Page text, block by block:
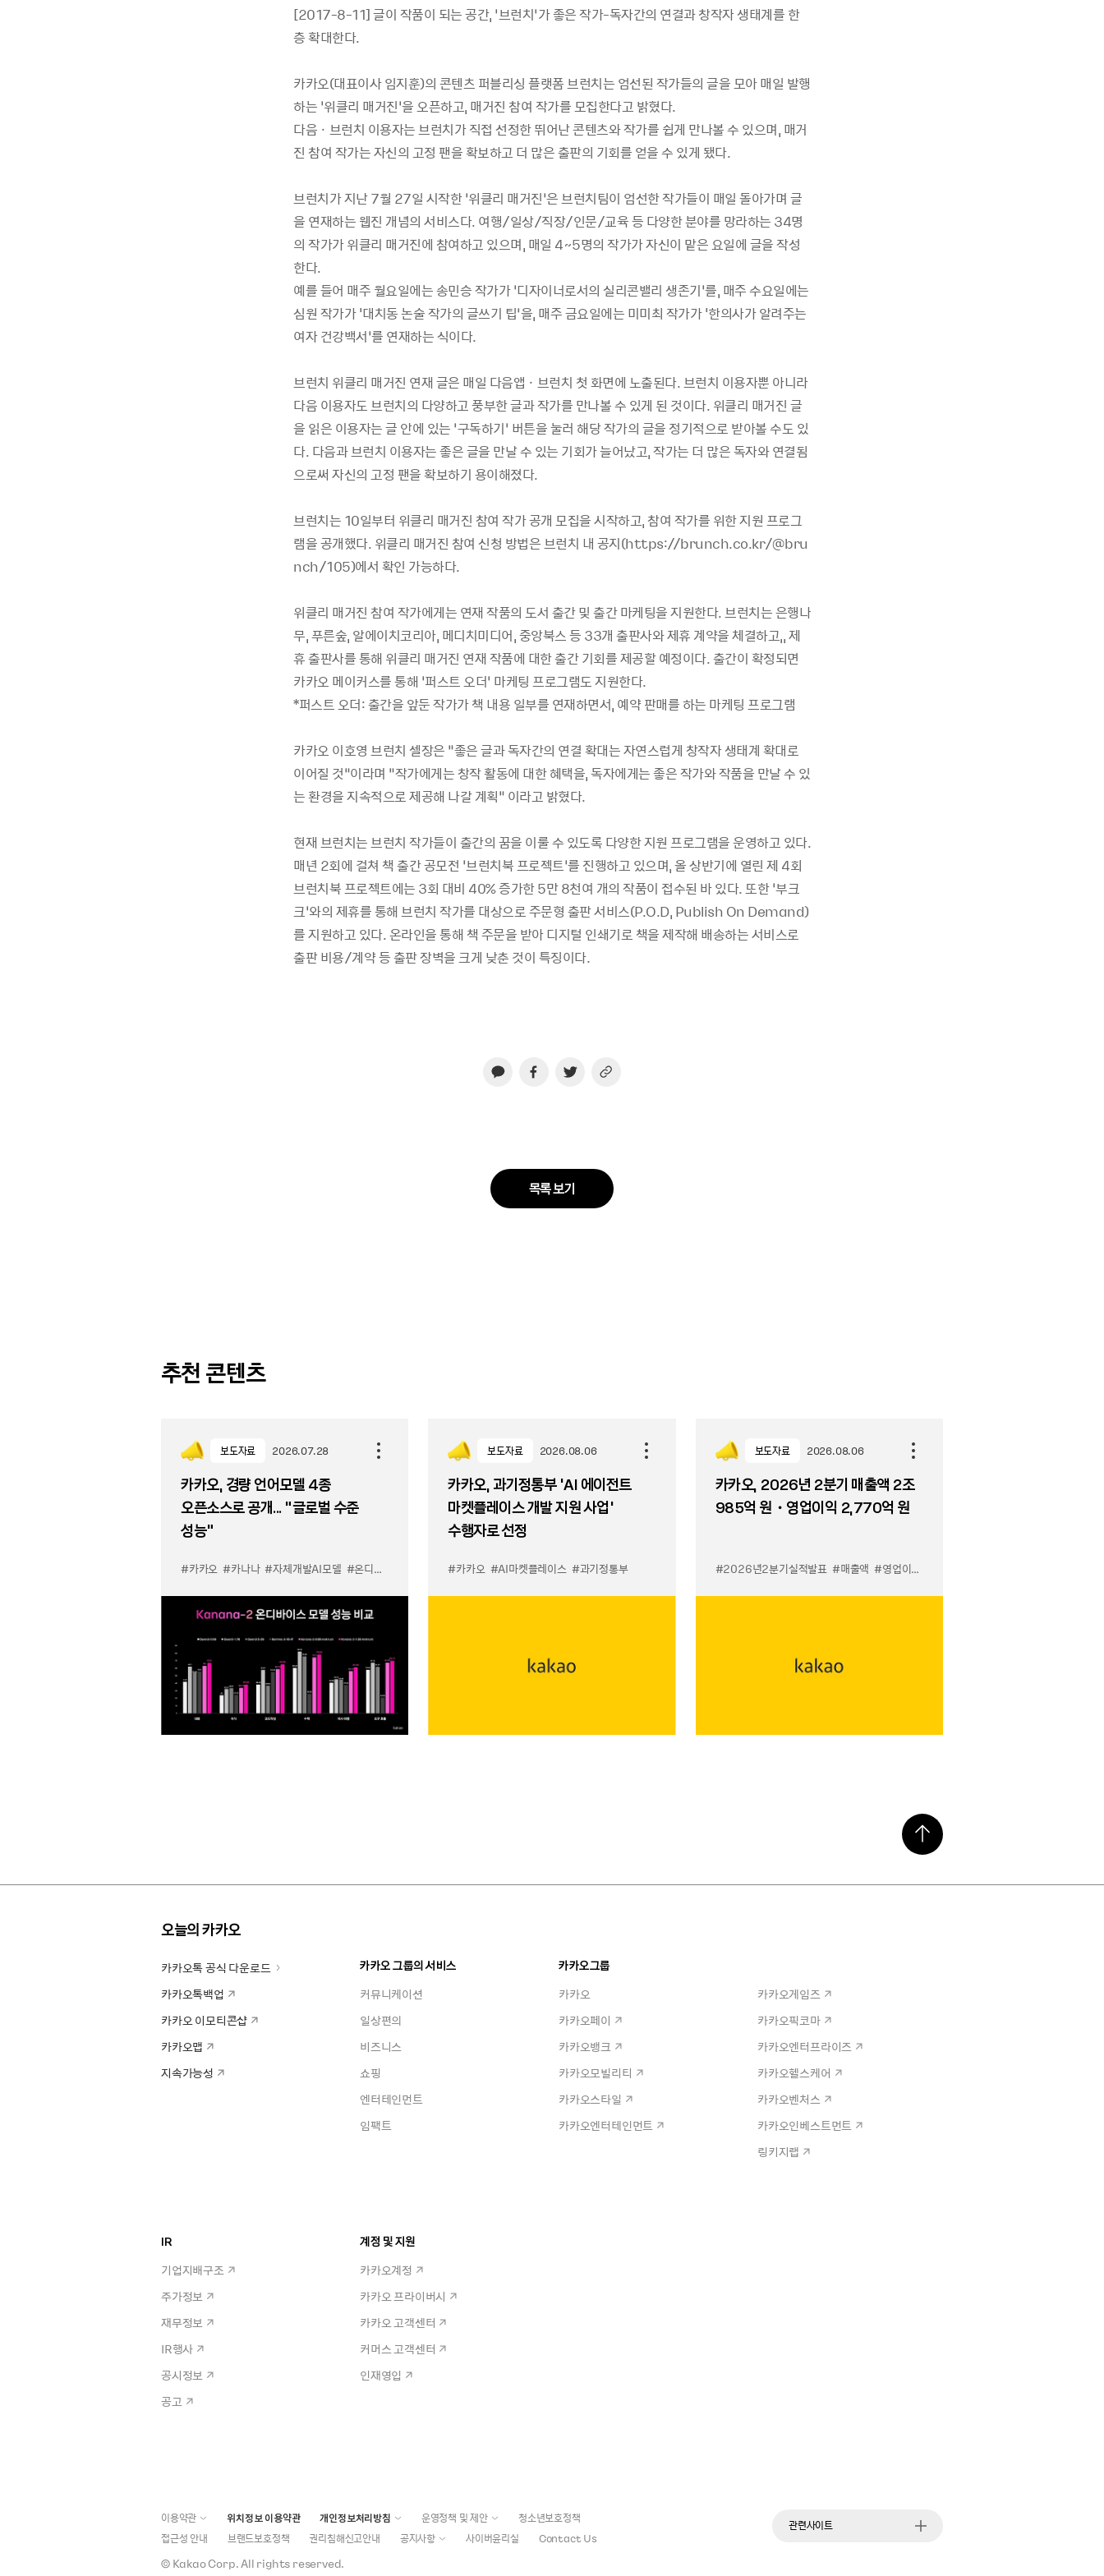
[2017-8-11] 글이 작품이 되는 공간, ‘브런치’가 좋은 작가-독자간의 연결과 창작자 생태계를 한
층 확대한다.
카카오(대표이사 임지훈)의 콘텐츠 퍼블리싱 플랫폼 브런치는 엄선된 작가들의 글을 모아 매일 발행
하는 ‘위클리 매거진’을 오픈하고, 매거진 참여 작가를 모집한다고 밝혔다.
다음ㆍ브런치 이용자는 브런치가 직접 선정한 뛰어난 콘텐츠와 작가를 쉽게 만나볼 수 있으며, 매거
진 참여 작가는 자신의 고정 팬을 확보하고 더 많은 출판의 기회를 얻을 수 있게 됐다.
브런치가 지난 7월 27일 시작한 ‘위클리 매거진’은 브런치팀이 엄선한 작가들이 매일 돌아가며 글
을 연재하는 웹진 개념의 서비스다. 여행/일상/직장/인문/교육 등 다양한 분야를 망라하는 34명
의 작가가 위클리 매거진에 참여하고 있으며, 매일 4~5명의 작가가 자신이 맡은 요일에 글을 작성
한다.
예를 들어 매주 월요일에는 송민승 작가가 ‘디자이너로서의 실리콘밸리 생존기’를, 매주 수요일에는
심원 작가가 '대치동 논술 작가의 글쓰기 팁’을, 매주 금요일에는 미미최 작가가 '한의사가 알려주는
여자 건강백서’를 연재하는 식이다.
브런치 위클리 매거진 연재 글은 매일 다음앱ㆍ브런치 첫 화면에 노출된다. 브런치 이용자뿐 아니라
다음 이용자도 브런치의 다양하고 풍부한 글과 작가를 만나볼 수 있게 된 것이다. 위클리 매거진 글
을 읽은 이용자는 글 안에 있는 ‘구독하기’ 버튼을 눌러 해당 작가의 글을 정기적으로 받아볼 수도 있
다. 다음과 브런치 이용자는 좋은 글을 만날 수 있는 기회가 늘어났고, 작가는 더 많은 독자와 연결됨
으로써 자신의 고정 팬을 확보하기 용이해졌다.
브런치는 10일부터 위클리 매거진 참여 작가 공개 모집을 시작하고, 참여 작가를 위한 지원 프로그
램을 공개했다. 위클리 매거진 참여 신청 방법은 브런치 내 공지(https://brunch.co.kr/@bru
nch/105)에서 확인 가능하다.
위클리 매거진 참여 작가에게는 연재 작품의 도서 출간 및 출간 마케팅을 지원한다. 브런치는 은행나
무, 푸른숲, 알에이치코리아, 메디치미디어, 중앙북스 등 33개 출판사와 제휴 계약을 체결하고,, 제
휴 출판사를 통해 위클리 매거진 연재 작품에 대한 출간 기회를 제공할 예정이다. 출간이 확정되면
카카오 메이커스를 통해 ‘퍼스트 오더’ 마케팅 프로그램도 지원한다.
*퍼스트 오더: 출간을 앞둔 작가가 책 내용 일부를 연재하면서, 예약 판매를 하는 마케팅 프로그램
카카오 이호영 브런치 셀장은 “좋은 글과 독자간의 연결 확대는 자연스럽게 창작자 생태계 확대로
이어질 것”이라며 “작가에게는 창작 활동에 대한 혜택을, 독자에게는 좋은 작가와 작품을 만날 수 있
는 환경을 지속적으로 제공해 나갈 계획” 이라고 밝혔다.
현재 브런치는 브런치 작가들이 출간의 꿈을 이룰 수 있도록 다양한 지원 프로그램을 운영하고 있다.
매년 2회에 걸쳐 책 출간 공모전 ‘브런치북 프로젝트’를 진행하고 있으며, 올 상반기에 열린 제 4회
브런치북 프로젝트에는 3회 대비 40% 증가한 5만 8천여 개의 작품이 접수된 바 있다. 또한 ‘부크
크’와의 제휴를 통해 브런치 작가를 대상으로 주문형 출판 서비스(P.O.D, Publish On Demand)
를 지원하고 있다. 온라인을 통해 책 주문을 받아 디지털 인쇄기로 책을 제작해 배송하는 서비스로
출판 비용/계약 등 출판 장벽을 크게 낮춘 것이 특징이다.
목록 보기
추천 콘텐츠
보도자료 2026.07.28
카카오, 경량 언어모델 4종
오픈소스로 공개... “글로벌 수준
성능”
#카카오 #카나나 #자체개발AI모델 #온디바이스
보도자료 2026.08.06
카카오, 과기정통부 ‘AI 에이전트
마켓플레이스 개발 지원 사업’
수행자로 선정
#카카오 #AI마켓플레이스 #과기정통부
보도자료 2026.08.06
카카오, 2026년 2분기 매출액 2조
985억 원・영업이익 2,770억 원
#2026년2분기실적발표 #매출액 #영업이익
오늘의 카카오
카카오톡 공식 다운로드
카카오톡백업
카카오 이모티콘샵
카카오맵
지속가능성
카카오 그룹의 서비스
커뮤니케이션
일상편의
비즈니스
쇼핑
엔터테인먼트
임팩트
카카오그룹
카카오
카카오페이
카카오뱅크
카카오모빌리티
카카오스타일
카카오엔터테인먼트
카카오게임즈
카카오픽코마
카카오엔터프라이즈
카카오헬스케어
카카오벤처스
카카오인베스트먼트
링키지랩
IR
기업지배구조
주가정보
재무정보
IR행사
공시정보
공고
계정 및 지원
카카오계정
카카오 프라이버시
카카오 고객센터
커머스 고객센터
인재영입
이용약관 위치정보 이용약관 개인정보처리방침 운영정책 및 제안
청소년보호정책
접근성 안내
브랜드보호정책 권리침해신고안내 공지사항 사이버윤리실 Contact Us
관련사이트
© Kakao Corp.All rights reserved.